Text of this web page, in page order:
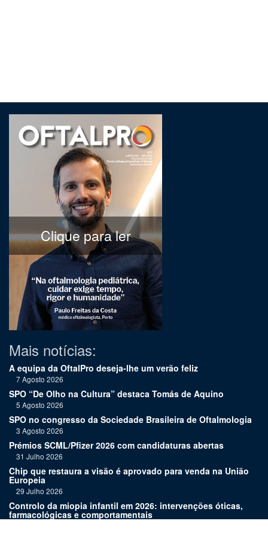
Clique para ler
Mais notícias:
A equipa da OftalPro deseja-lhe um verão feliz
7 Agosto 2026
SPO “De Olho na Cultura” destaca Tomás de Aquino
5 Agosto 2026
SPO no congresso da Sociedade Brasileira de Oftalmologia
3 Agosto 2026
Prémios SCML/Pfizer 2026 com candidaturas abertas
31 Julho 2026
Chip que restaura a visão é aprovado para venda na União
Europeia
29 Julho 2026
Controlo da miopia infantil em 2026: intervenções óticas,
farmacológicas e comportamentais